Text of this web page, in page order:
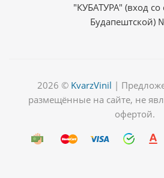
"КУБАТУРА" (вход
Будапештской)
2026 © KvarzVinil |
размещённые на сайте, не
офертой.